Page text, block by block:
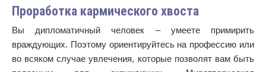
Проработка кармического хвоста
Вы дипломатичный человек – умеете примирить
враждующих. Поэтому ориентируйтесь на профессию или
во всяком случае увлечения, которые позволят вам быть